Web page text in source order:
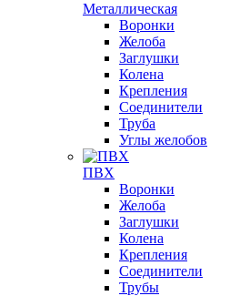
Металлическая
Воронки
Желоба
Заглушки
Колена
Крепления
Соединители
Труба
Углы желобов
ПВХ
Воронки
Желоба
Заглушки
Колена
Крепления
Соединители
Трубы